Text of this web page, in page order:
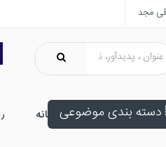
مجد
دسته بندی موضوعی خانه